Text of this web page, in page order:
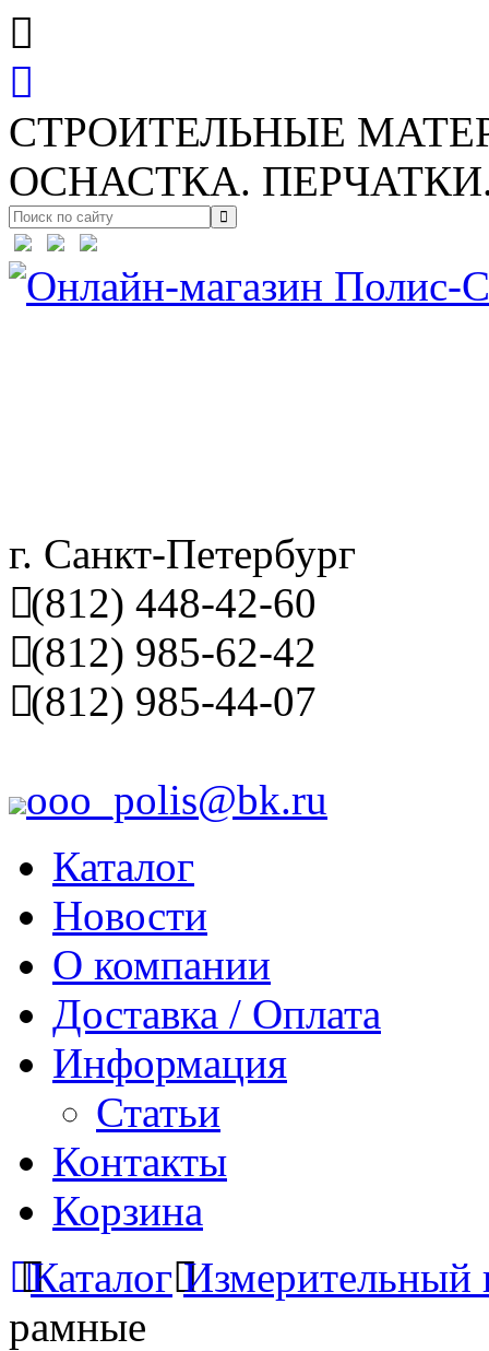
СТРОИТЕЛЬНЫЕ
ОСНАСТКА.
г. Санкт-Петербург
(812) 448-42-60
(812) 985-62-42
(812) 985-44-07
ooo_polis@bk.ru
Каталог
Новости
О компании
Доставка / Оплата
Информация
Статьи
Контакты
Корзина
Каталог Измерительный
рамные